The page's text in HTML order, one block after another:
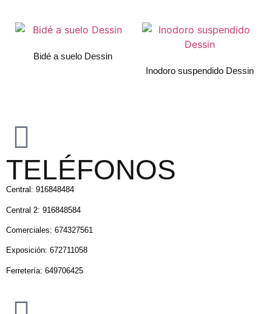
Bidé a suelo Dessin
Inodoro suspendido Dessin
TELÉFONOS
Central: 916848484
Central 2: 916848584
Comerciales: 674327561
Exposición: 672711058
Ferretería: 649706425